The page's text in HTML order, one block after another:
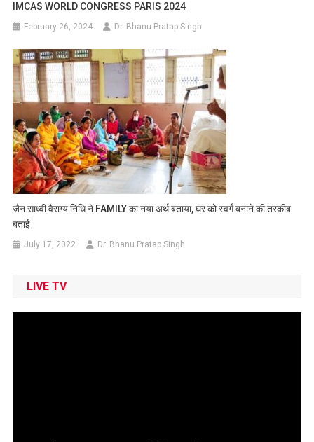
IMCAS WORLD CONGRESS PARIS 2024
February 26, 2024 Dr. Bhanu Pratap Singh
जैन साध्वी वैराग्य निधि ने FAMILY का नया अर्थ बताया, घर को स्वर्ग बनाने की तरकीब
बताई
July 17, 2022 Dr. Bhanu Pratap Singh
LIVE TV